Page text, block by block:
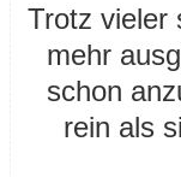
Trotz vieler
mehr
schon
rein als